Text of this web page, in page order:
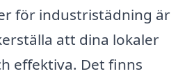
för industristädning är
att dina lokaler
effektiva. Det finns